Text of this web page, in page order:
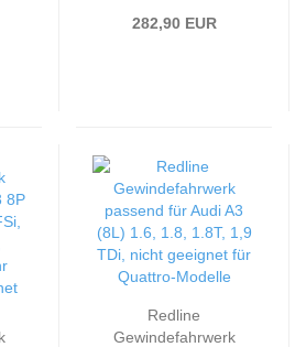
TFSI, 1.6 TDI, 1.8
282,90 EUR
Redline
Gewindefahrwerk